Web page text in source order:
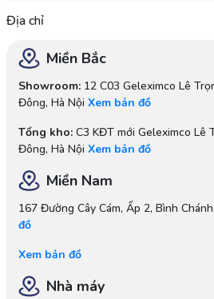
Địa chỉ
Miền Bắc
Showroom:12 C03 Geleximco Lê
Đông, Hà Nội Xem bản đồ
Tổng kho:C3 KĐT mới Geleximco Lê
Đông, Hà Nội Xem bản đồ
Miền Nam
167 Đường Cây Cám, Ấp 2, Bình
đồ
Xem bản đồ
Nhà máy